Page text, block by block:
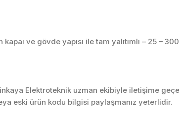
ve gövde yapısı ile tam yalıtımlı – 25 –
Elektroteknik uzman ekibiyle iletişime
eski ürün kodu bilgisi paylaşmanız yeterlidir.